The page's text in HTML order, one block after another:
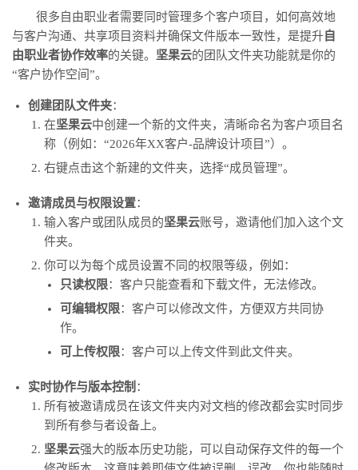
很多自由职业者需要同时管理多个客户项目，如何高效地
与客户沟通、共享项目资料并确保文件版本一致性，是提升 自
由职业者协作效率的关键。 坚果云的团队文件夹功能就是你的
“客户协作空间”。
创建团队文件夹：
在坚果云中创建一个新的文件夹，清晰命名为客户项目名
称（例如：“2026年XX客户-品牌设计项目”）。
右键点击这个新建的文件夹，选择“成员管理”。
邀请成员与权限设置：
输入客户或团队成员的坚果云账号，邀请他们加入这个文
件夹。
你可以为每个成员设置不同的权限等级，例如：
只读权限：客户只能查看和下载文件，无法修改。
可编辑权限：客户可以修改文件，方便双方共同协
作。
可上传权限：客户可以上传文件到此文件夹。
实时协作与版本控制 ：
所有被邀请成员在该文件夹内对文档的修改都会实时同步
到所有参与者设备上。
坚果云强大的版本历史功能，可以自动保存文件的每一个